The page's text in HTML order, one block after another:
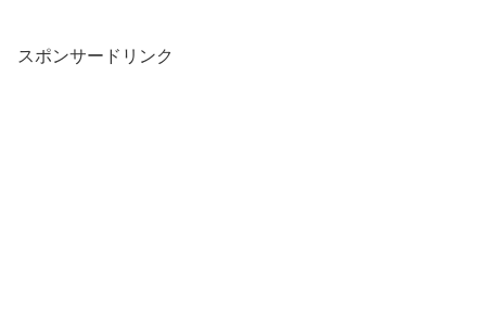
スポンサードリンク